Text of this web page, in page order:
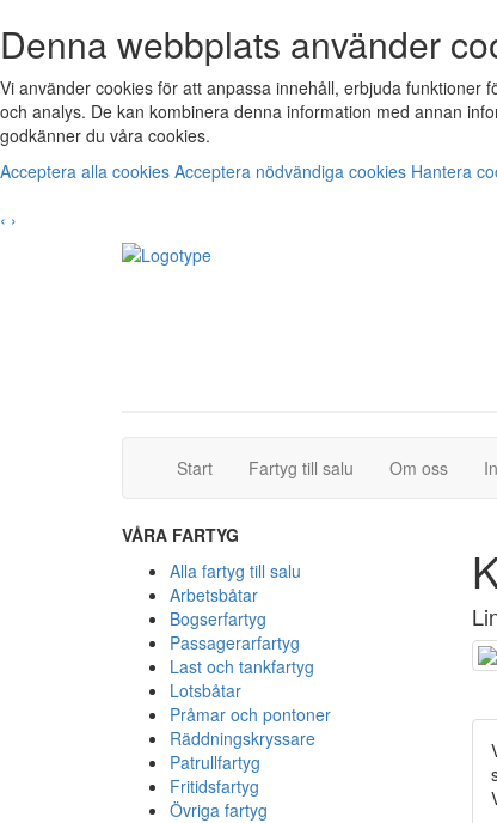
Denna webbplats använder
Vi använder cookies för att anpassa innehåll, erbjuda
och analys. De kan kombinera denna information med annan
godkänner du våra cookies.
Acceptera alla cookies Acceptera nödvändiga cookies Hantera
‹ ›
Start(current)Fartyg till salu (current)Om oss
VÅRA FARTYG
Alla fartyg till salu
Arbetsbåtar
Bogserfartyg
Passagerarfartyg
Last och tankfartyg
Lotsbåtar
Pråmar och pontoner
Räddningskryssare
Patrullfartyg
Fritidsfartyg
Övriga fartyg